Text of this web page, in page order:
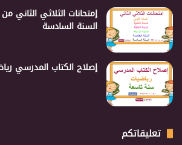
إمتحانات الثلاثي الثاني
السنة السادسة
إصلاح الكتاب المدرسي
تعليقاتكم